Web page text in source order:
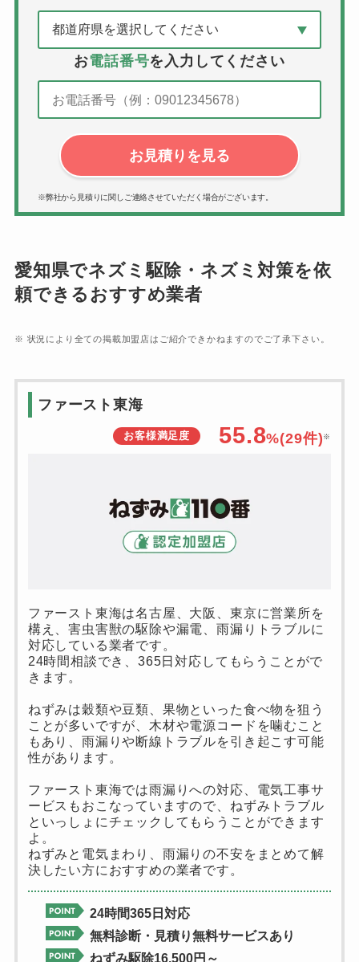
お電話番号を入力してください
お見積りを見る
※弊社から見積りに関しご連絡させていただく場合がございます。
愛知県でネズミ駆除・ネズミ対策を依
頼できるおすすめ業者
※ 状況により全ての掲載加盟店はご紹介できかねますのでご了承下さい。
ファースト東海
お客様満足度 55.8%(29件) ※
ファースト東海は名古屋、大阪、東京に営業所を
構え、害虫害獣の駆除や漏電、雨漏りトラブルに
対応している業者です。
24時間相談でき、365日対応してもらうことがで
きます。
ねずみは穀類や豆類、果物といった食べ物を狙う
ことが多いですが、木材や電源コードを噛むこと
もあり、雨漏りや断線トラブルを引き起こす可能
性があります。
ファースト東海では雨漏りへの対応、電気工事サ
ービスもおこなっていますので、ねずみトラブル
といっしょにチェックしてもらうことができます
よ。
ねずみと電気まわり、雨漏りの不安をまとめて解
決したい方におすすめの業者です。
24時間365日対応
無料診断・見積り無料サービスあり
ねずみ駆除16,500円～